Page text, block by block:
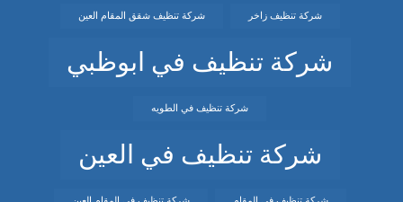
شركة تنظيف زاخر شركة تنظيف شقق المقام العين
شركة تنظيف في ابوظبي
شركة تنظيف في الطويه
شركة تنظيف في العين